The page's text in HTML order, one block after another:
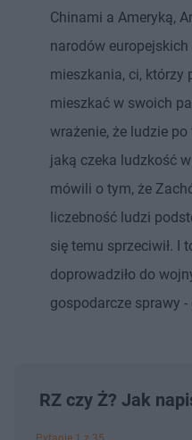
Chinami a Ameryką,
narodów
mieszkania, ci, którzy
mieszkać w swoich
wrażenie, że ludzie
jaką czeka ludzkość
mówili o tym, że
liczebność ludzi
się temu sprzeciwił. I
doprowadziło do
gospodarcze sprawy -
RZ czy Ż? Jak